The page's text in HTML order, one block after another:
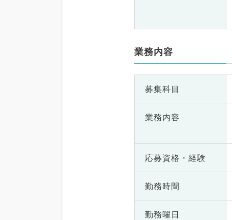
業務内容
募集科目
業務内容
応募資格・ 経験
勤務時間
勤務曜日